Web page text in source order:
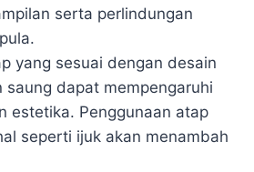
serta perlindungan
yang sesuai dengan desain
saung dapat mempengaruhi
estetika. Penggunaan atap
seperti ijuk akan menambah